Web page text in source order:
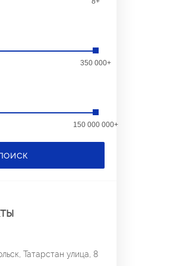
350 000+
150 000 000+
Татарстан улица, 8